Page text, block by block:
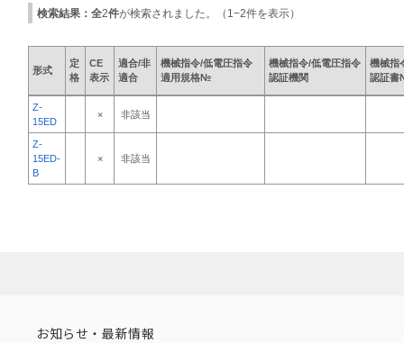
検索結果：全2件が検索されました。（ 1 −2件を表示）
形式
定
格
CE
表示
適合/非
適合
機械指令/低電圧指令
適用規格№
機械指令/低電圧指令
認証機関
機械指
認証
Z-
15ED
× 非該当
Z-
15ED-
B
× 非該当
お知らせ・最新情報